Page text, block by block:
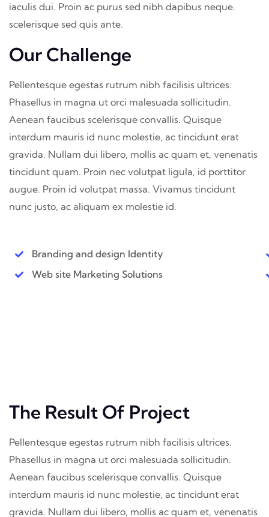
iaculis dui. Proin ac purus sed nibh dapibus neque.
scelerisque sed quis ante.
Our Challenge
Pellentesque egestas rutrum nibh facilisis ultrices.
Phasellus in magna ut orci malesuada sollicitudin.
Aenean faucibus scelerisque convallis. Quisque
interdum mauris id nunc molestie, ac tincidunt erat
gravida. Nullam dui libero, mollis ac quam et, venenatis
tincidunt quam. Proin nec volutpat ligula, id porttitor
augue. Proin id volutpat massa. Vivamus tincidunt
nunc justo, ac aliquam ex molestie id.
Branding and design Identity
Web site Marketing Solutions
The Result Of Project
Pellentesque egestas rutrum nibh facilisis ultrices.
Phasellus in magna ut orci malesuada sollicitudin.
Aenean faucibus scelerisque convallis. Quisque
interdum mauris id nunc molestie, ac tincidunt erat
gravida. Nullam dui libero, mollis ac quam et, venenatis